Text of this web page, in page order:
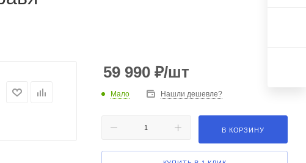
59 990 ₽/шт
Мало Нашли дешевле?
В КОРЗИНУ